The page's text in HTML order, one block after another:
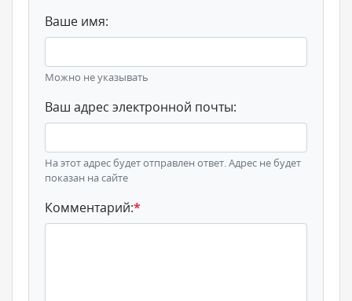
Ваше имя:
Можно не указывать
Ваш адрес электронной почты:
На этот адрес будет отправлен ответ. Адрес не будет
показан на сайте
Комментарий:*